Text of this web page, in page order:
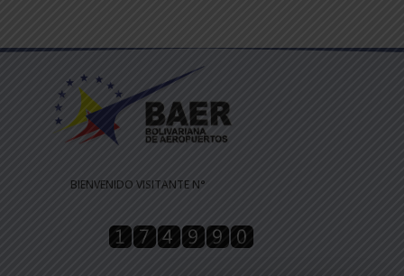
BIENVENIDO VISITANTE N°